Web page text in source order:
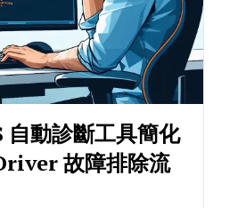
自動診斷工具簡化
故障排除流